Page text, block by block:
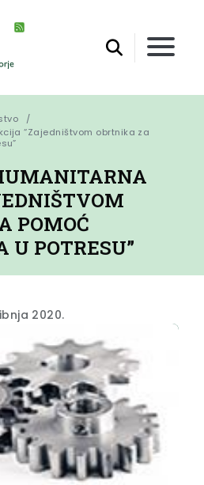
“Zajedništvom obrtnika za
POMOĆ
U POTRESU”
2020.